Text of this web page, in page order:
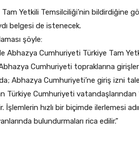
Yetkili Temsilciliği’nin bildirdiğine
belgesi de istenecek.
şöyle:
Abhazya Cumhuriyeti Türkiye Tam
Cumhuriyeti topraklarına
Abhazya Cumhuriyeti’ne giriş izni
Cumhuriyeti vatandaşlarından
hızlı bir biçimde ilerlemesi
bulundurmaları rica edilir.”